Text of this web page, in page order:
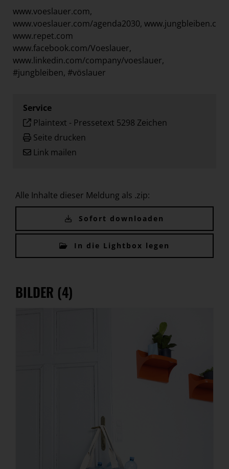
www.voeslauer.com,
www.voeslauer.com/agenda2030, www.jungbleiben.com
www.repet.com
www.facebook.com/Voeslauer,
www.linkedin.com/company/voeslauer,
#jungbleiben, #vöslauer
Service
Plaintext - Pressetext 5298 Zeichen
Seite drucken
Link mailen
Alle Inhalte dieser Meldung als .zip:
Sofort downloaden
In die Lightbox legen
BILDER (4)